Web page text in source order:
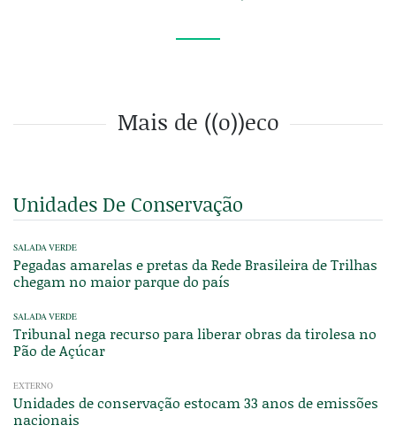
Mais de ((o))eco
Unidades De Conservação
SALADA VERDE
Pegadas amarelas e pretas da Rede Brasileira de Trilhas
chegam no maior parque do país
SALADA VERDE
Tribunal nega recurso para liberar obras da tirolesa no
Pão de Açúcar
EXTERNO
Unidades de conservação estocam 33 anos de emissões
nacionais